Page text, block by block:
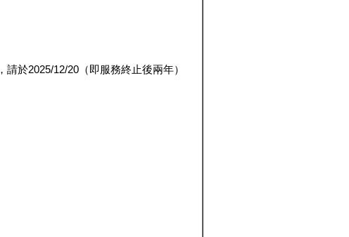
於2025/12/20（即服務終止後兩年）